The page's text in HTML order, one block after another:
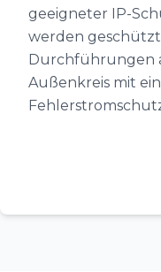
geeigneter IP-
werden
Durchführungen
Außenkreis mit